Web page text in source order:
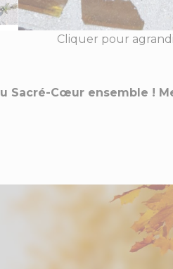
Cliquer pour
Sacré-Cœur ensemble !